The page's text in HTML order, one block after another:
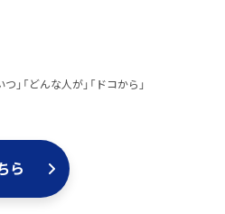
「どんな人が」「ドコから」
ら